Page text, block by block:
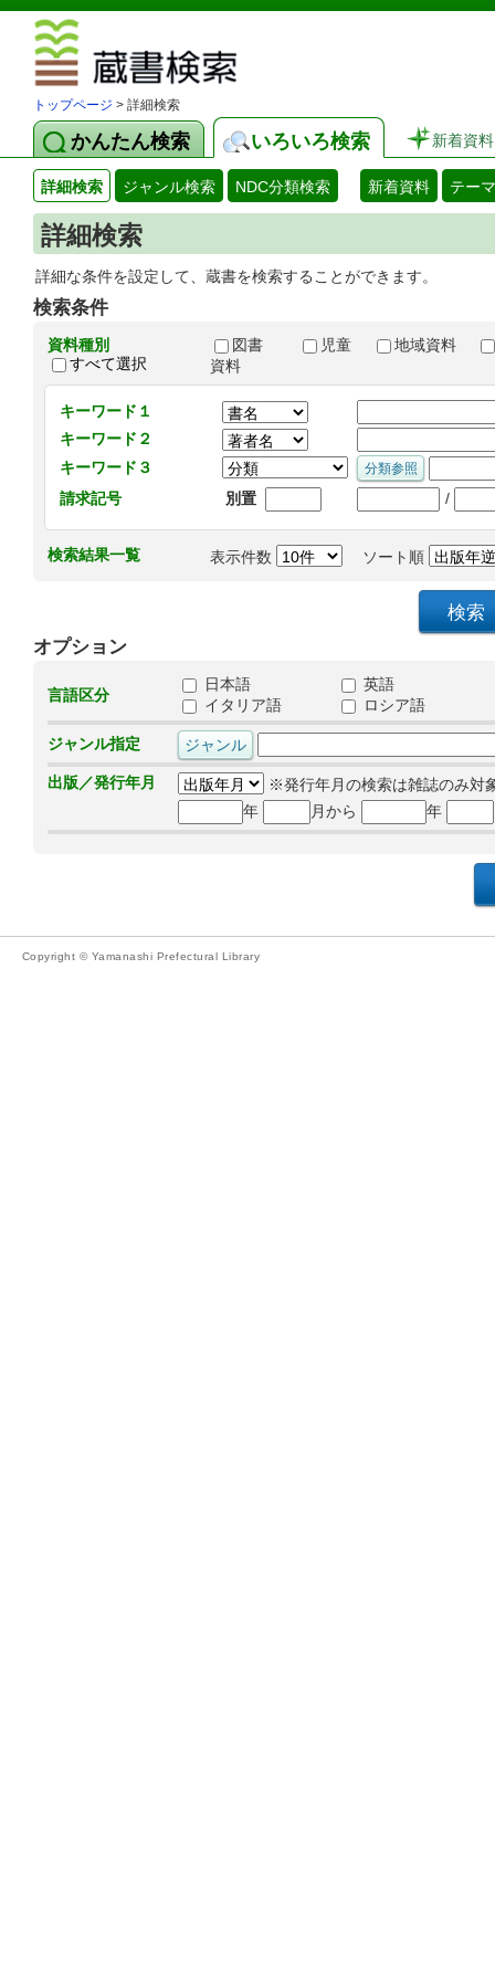
トップページ > 詳細検索
かんたん検索 いろいろ検索 新着資料
詳細検索 ジャンル検索 NDC分類検索 新着資料 テー
詳細検索
詳細な条件を設定して、蔵書を検索することができます。
検索条件
資料種別
すべて選択
図書 児童
地域資料
資料
キーワード１
キーワード２
キーワード３
請求記号
別置 /
検索結果一覧 表示件数 ソート順
オプション
言語区分
日本語
英語
イタリア語
ロシア語
ジャンル指定
出版／発行年月
※発行年月の検索は雑誌のみ対
年
月から 年
Copyright © Yamanashi Prefectural Library